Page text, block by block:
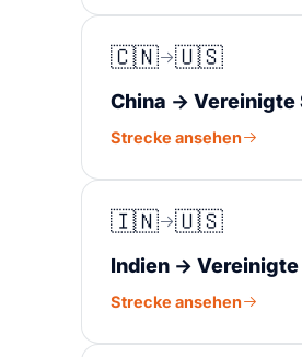
🇨🇳 🇺🇸
China → Vereinigte
Strecke ansehen
🇮🇳 🇺🇸
Indien →
Strecke ansehen